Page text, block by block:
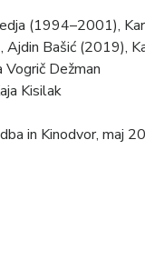
(1994–2001),
Bašić (2019),
Vogrič Dežman
Kisilak
in Kinodvor, maj